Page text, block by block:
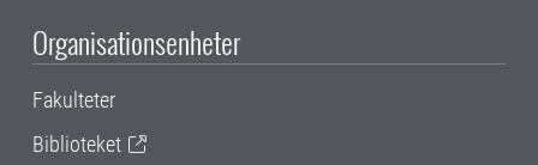
Organisationsenheter
Fakulteter
Biblioteket